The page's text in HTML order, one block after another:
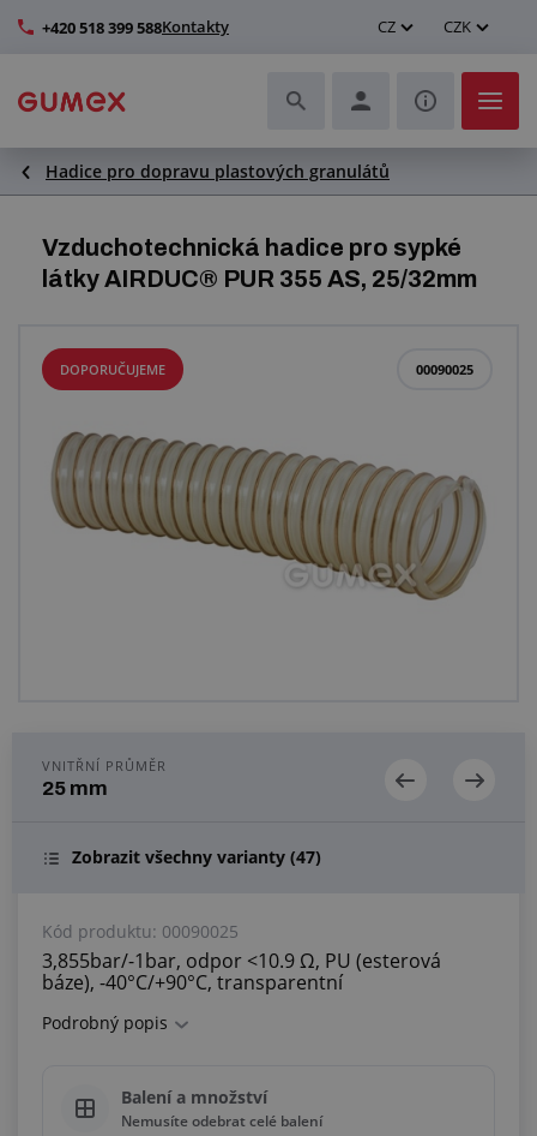
+420 518 399 588Kontakty CZ CZK
Hadice a jejich kompletace
Profily a výroba těsnění
Dopravníkové pásy a montáž
Zlepšení pracovního prostředí
Další pryžové a plastové výrobky
Hadice pro dopravu plastových granulátů
Vzduchotechnická hadice pro sypké
látky AIRDUC® PUR 355 AS, 25/32mm
00090025
DOPORUČUJEME
VNITŘNÍ PRŮMĚR
25 mm
Zobrazit všechny varianty (47)
Kód produktu: 00090025
3,855bar/-1bar, odpor <10.9 Ω, PU (esterová
báze), -40°C/+90°C, transparentní
Podrobný popis
Balení a množství
Nemusíte odebrat celé balení